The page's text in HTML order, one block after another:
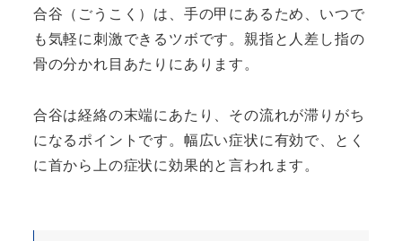
合谷（ごうこく）は、手の甲にあるため、いつで
も気軽に刺激できるツボです。親指と人差し指の
骨の分かれ目あたりにあります。
合谷は経絡の末端にあたり、その流れが滞りがち
になるポイントです。幅広い症状に有効で、とく
に首から上の症状に効果的と言われます。